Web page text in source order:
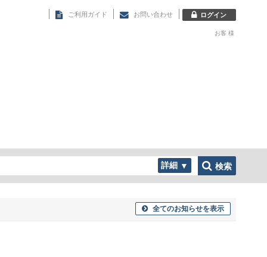
ご利用ガイド お問い合わせ ログイン
お客 様
詳細 ▼ 検索
全てのお知らせを表示